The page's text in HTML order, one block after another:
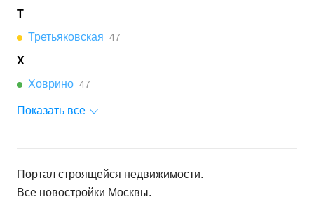
Т
Третьяковская 47
Х
Ховрино 47
Показать все
Портал строящейся недвижимости.
Все новостройки Москвы.